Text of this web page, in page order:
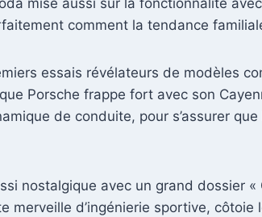
mise aussi sur la fonctionnalité
comment la tendance
essais révélateurs de modèles
Porsche frappe fort avec son
de conduite, pour s’assurer
nostalgique avec un grand dossier
merveille d’ingénierie sportive,